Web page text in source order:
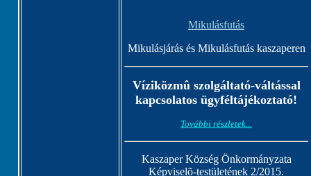
Mikulásfutás
Mikulásjárás és Mikulásfutás kaszaperen
Víziközmû szolgáltató-váltással
kapcsolatos ügyféltájékoztató!
További részletek...
Kaszaper Község Önkormányzata
Képviselõ-testületének 2/2015.